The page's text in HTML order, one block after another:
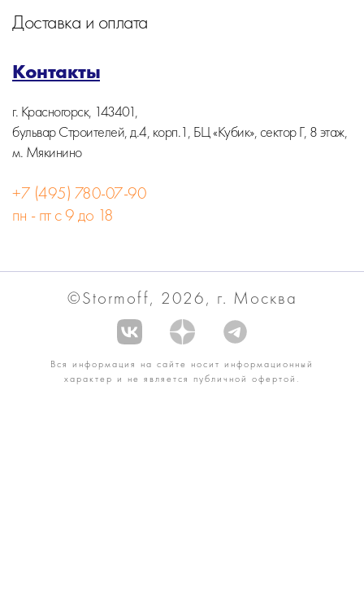
Доставка и оплата
Контакты
г. Красногорск, 143401,
бульвар Строителей, д.4, корп.1, БЦ «Кубик», сектор Г, 8 этаж,
м. Мякинино
+7 (495) 780-07-90
пн - пт с 9 до 18
©Stormoff, 2026, г. Москва
Вся информация на сайте носит информационный
характер и не является публичной офертой.